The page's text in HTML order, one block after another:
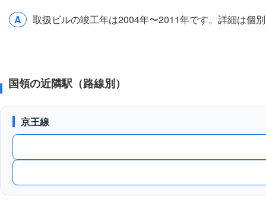
A 取扱ビルの竣工年は2004年〜2011年です。詳細は個
国領の近隣駅（路線別）
京王線